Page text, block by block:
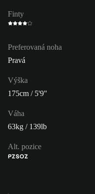
Finty
Preferovaná noha
Pravá
Výška
175cm / 5'9"
Váha
63kg / 139lb
Alt. pozice
PZSOZ